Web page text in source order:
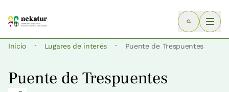
Inicio · Lugares de interés · Puente de Trespuentes
Puente de Trespuentes